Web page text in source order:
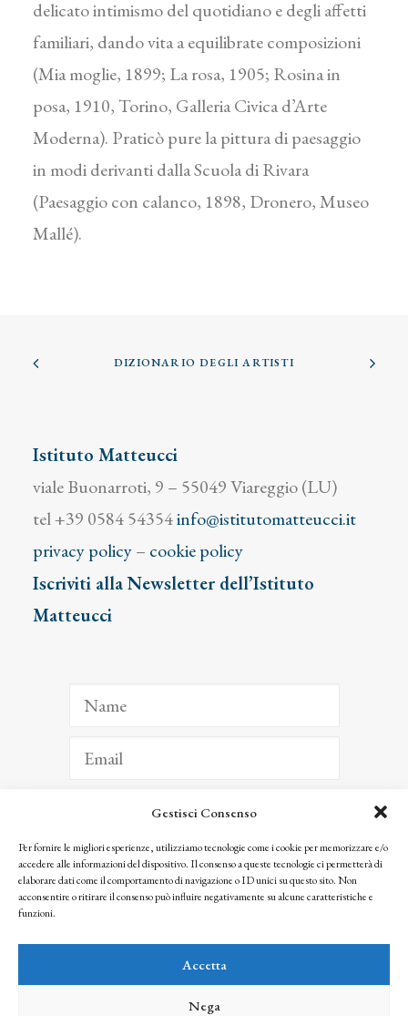
Gestisci Consenso
Per fornire le migliori esperienze, utilizziamo tecnologie come i cookie per memorizzare e/o
accedere alle informazioni del dispositivo. Il consenso a queste tecnologie ci permetterà di
elaborare dati come il comportamento di navigazione o ID unici su questo sito. Non
acconsentire o ritirare il consenso può influire negativamente su alcune caratteristiche e
funzioni.
Accetta
Nega
delicato intimismo del quotidiano e degli affetti
familiari, dando vita a equilibrate composizioni
(Mia moglie, 1899; La rosa, 1905; Rosina in
posa, 1910, Torino, Galleria Civica d’Arte
Moderna). Praticò pure la pittura di paesaggio
in modi derivanti dalla Scuola di Rivara
(Paesaggio con calanco, 1898, Dronero, Museo
Mallé).
DIZIONARIO DEGLI ARTISTI
Istituto Matteucci
viale Buonarroti, 9 – 55049 Viareggio (LU)
tel +39 0584 54354info@istitutomatteucci.it
privacy policy– cookie policy
Iscriviti alla Newsletter dell’Istituto
Matteucci
ISCRIVITI
Facendo clic per iscriverti, riconosci che le tue informazioni saranno trattate
seguendo la nostra Privacy Policy
© 2025 Istituto Matteucci. All right reserved
l’autorizzazione scritta dei proprietari dei diritti e dell’Istituto Matteucci